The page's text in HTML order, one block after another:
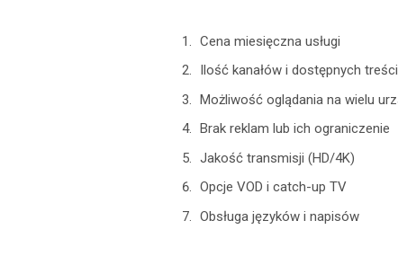
Cena miesięczna usługi
Ilość kanałów i dostępnych treści
Możliwość oglądania na wielu
Brak reklam lub ich ograniczenie
Jakość transmisji (HD/4K)
Opcje VOD i catch-up TV
Obsługa języków i napisów